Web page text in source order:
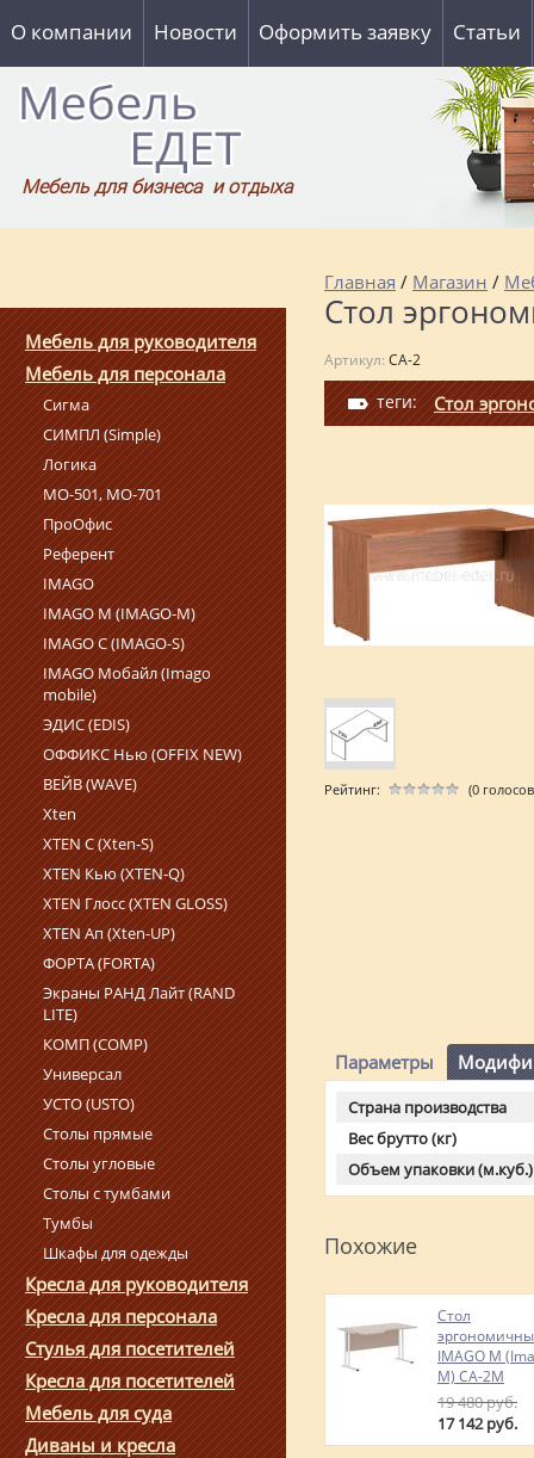
О компании Новости Оформить заявку Статьи
Мебель для бизнеса и отдыха
Мебель для руководителя
Мебель для персонала
Сигма
СИМПЛ (Simple)
Логика
МО-501, МО-701
ПроОфис
Референт
IMAGO
IMAGO M (IMAGO-M)
IMAGO С (IMAGO‑S)
IMAGO Мобайл (Imago
mobile)
ЭДИС (EDIS)
ОФФИКС Нью (OFFIX NEW)
ВЕЙВ (WAVE)
Xten
XTEN С (Xten-S)
XTEN Кью (XTEN-Q)
XTEN Глосс (XTEN GLOSS)
XTEN Ап (Xten-UP)
ФОРТА (FORTA)
Экраны РАНД Лайт (RAND
LITE)
КОМП (COMP)
Универсал
УСТО (USTO)
Столы прямые
Столы угловые
Столы с тумбами
Тумбы
Шкафы для одежды
Кресла для руководителя
Кресла для персонала
Стулья для посетителей
Кресла для посетителей
Мебель для суда
Диваны и кресла
Главная / Магазин /
Стол
Артикул: СА-2
теги: Стол
Рейтинг: (0
Параметры
Страна производства
Вес брутто (кг)
Объем упаковки (м.куб.)
Похожие
Стол
IMAGO M
M) СА-2М
19 480руб.
17 142руб.